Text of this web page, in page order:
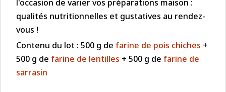
l'occasion de varier vos préparations maison :
qualités nutritionnelles et gustatives au rendez-
vous !
Contenu du lot : 500 g de farine de pois chiches +
500 g de farine de lentilles + 500 g de farine de
sarrasin